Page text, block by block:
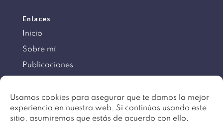
Usamos cookies para asegurar que te damos la mejor
experiencia en nuestra web. Si continúas usando este
sitio, asumiremos que estás de acuerdo con ello.
Enlaces
Inicio
Sobre mí
Publicaciones
Información
Aviso legal